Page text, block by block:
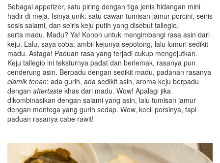
Sebagai appetizer, satu piring dengan tiga jenis hidangan mini
hadir di meja. Isinya unik: satu cawan tumisan jamur porcini, seiris
sosis salami, dan seiris keju putih yang disebut tallegio,
serta madu. Madu? Ya! Konon untuk mengimbangi rasa asin dari
keju. Lalu, saya coba: ambil kejunya sepotong, lalu lumuri sedikit
madu. Astaga! Paduan rasa yang terjadi cukup mengejutkan.
Keju tallegio ini teksturnya padat dan berlemak, rasanya pun
cenderung asin. Berpadu dengan sedikit madu, padanan rasanya
ciamik tenan: ada gurih, ada sedikit asin, aroma keju berpadu
dengan aftertaste khas dari madu. Wow! Apalagi jika
dikombinasikan dengan salami yang asin, lalu tumisan jamur
dengan mentega yang gurih sedap. Wow, kecil porsinya, tapi
paduan rasanya cabe rawit!